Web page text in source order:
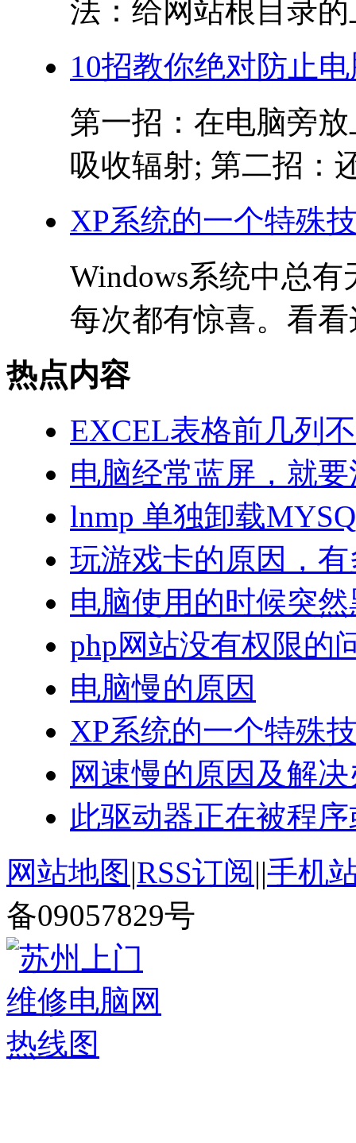
法：给网站根目录
10招教你绝对防止
第一招：在电脑旁
吸收辐射; 第二招：
XP系统的一个特殊
Windows系统中总
每次都有惊喜。看
热点内容
EXCEL表格前几列
电脑经常蓝屏，就
lnmp 单独卸载
玩游戏卡的原因，
电脑使用的时候突
php网站没有权限的
电脑慢的原因
XP系统的一个特殊
网速慢的原因及解
此驱动器正在被程
网站地图 |RSS订阅||手机
备09057829号